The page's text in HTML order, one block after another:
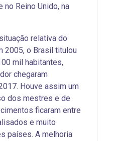
Reino Unido, na
relativa do
2005, o Brasil titulou
mil habitantes,
chegaram
Houve assim um
dos mestres e de
ficaram entre
e muito
países. A melhoria